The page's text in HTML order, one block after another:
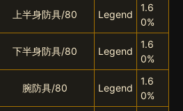
上半身防具/80 Legend
1.6
0%
下半身防具/80 Legend
1.6
0%
腕防具/80 Legend
1.6
0%